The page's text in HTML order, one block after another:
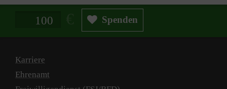
Spendenbetrag in Euro Spenden
Karriere
Ehrenamt